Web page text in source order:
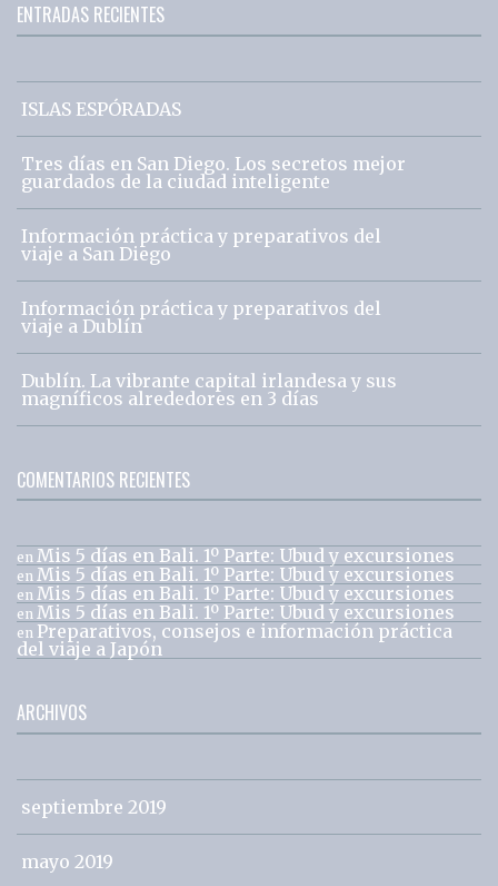
ENTRADAS RECIENTES
ISLAS ESPÓRADAS
Tres días en San Diego. Los secretos mejor
guardados de la ciudad inteligente
Información práctica y preparativos del
viaje a San Diego
Información práctica y preparativos del
viaje a Dublín
Dublín. La vibrante capital irlandesa y sus
magníficos alrededores en 3 días
COMENTARIOS RECIENTES
en Mis 5 días en Bali. 1º Parte: Ubud y excursiones
en Mis 5 días en Bali. 1º Parte: Ubud y excursiones
en Mis 5 días en Bali. 1º Parte: Ubud y excursiones
en Mis 5 días en Bali. 1º Parte: Ubud y excursiones
en Preparativos, consejos e información práctica
del viaje a Japón
ARCHIVOS
septiembre 2019
mayo 2019